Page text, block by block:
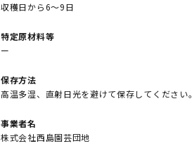
収穫日から6〜9日
特定原材料等
ー
保存方法
高温多湿、直射日光を避けて保存してください。
事業者名
株式会社西島園芸団地